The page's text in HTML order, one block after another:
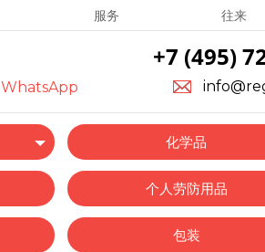
服务 往来
+7 (495)
WhatsApp
化学品
个人劳防用品
包装